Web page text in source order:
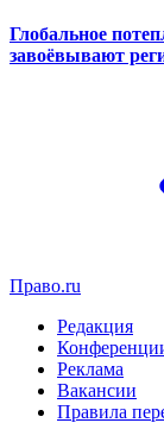
Глобальное
завоёвывают
Право.ru
Редакция
Реклама
Вакансии
Правила